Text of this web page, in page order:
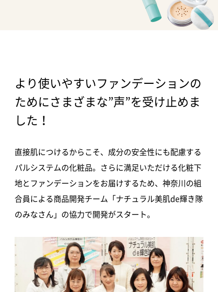
より使いやすいファンデーションの
ためにさまざまな”声”を受け止めま
した！
直接肌につけるからこそ、成分の安全性にも配慮する
パルシステムの化粧品。さらに満足いただける化粧下
地とファンデーションをお届けするため、神奈川の組
合員による商品開発チーム「ナチュラル美肌de輝き隊
のみなさん」の協力で開発がスタート。